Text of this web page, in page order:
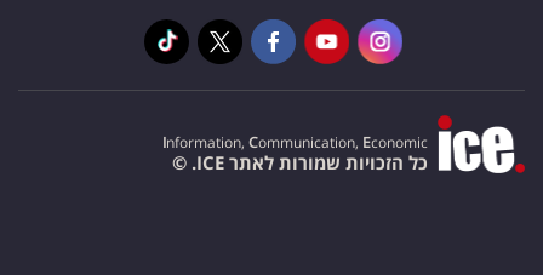
Information, Communication, Economic
כל הזכויות שמורות לאתר ICE. ©